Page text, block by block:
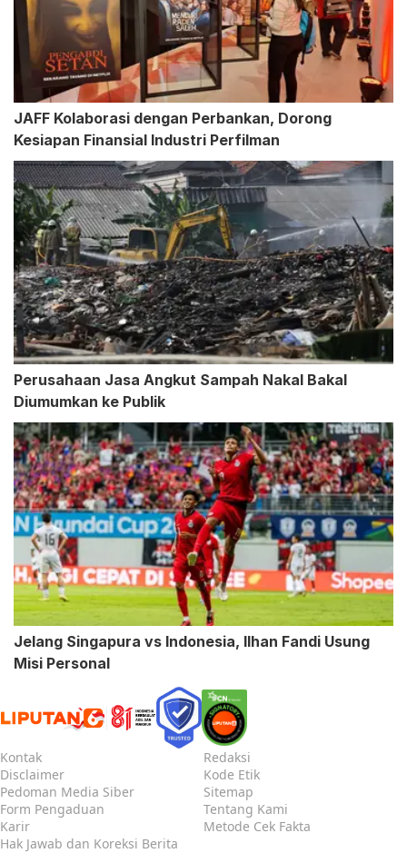
JAFF Kolaborasi dengan Perbankan, Dorong
Kesiapan Finansial Industri Perfilman
Perusahaan Jasa Angkut Sampah Nakal Bakal
Diumumkan ke Publik
Jelang Singapura vs Indonesia, Ilhan Fandi Usung
Misi Personal
Kontak
Redaksi
Disclaimer
Kode Etik
Pedoman Media Siber
Sitemap
Form Pengaduan
Tentang Kami
Karir
Metode Cek Fakta
Hak Jawab dan Koreksi Berita